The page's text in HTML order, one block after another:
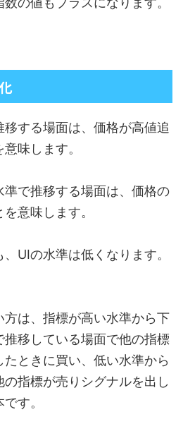
する場面は、価格が高値追
味します。
準で推移する場面は、価格の
意味します。
UIの水準は低くなります。
方は、指標が高い水準から下
移している場面で他の指標
ときに買い、低い水準から
の指標が売りシグナルを出し
す。